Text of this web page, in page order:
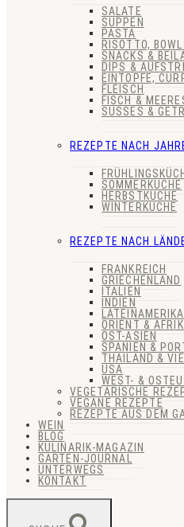
SALATE
SUPPEN
PASTA
RISOTTO,
SNACKS &
DIPS &
EINTÖPFE,
FLEISCH
FISCH &
SÜSSES &
REZEPTE NACH
SOMMERKÜCHE
HERBSTKÜCHE
WINTERKÜCHE
REZEPTE NACH
FRANKREICH
GRIECHENLAND
ITALIEN
INDIEN
LATEINAMERIKA
ORIENT &
OST-ASIEN
SPANIEN &
THAILAND &
USA
WEST- &
VEGETARISCHE
VEGANE REZEPTE
REZEPTE AUS DEM
WEIN
BLOG
KULINARIK-MAGAZIN
GARTEN-JOURNAL
UNTERWEGS
KONTAKT